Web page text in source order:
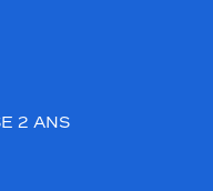
2 ANS